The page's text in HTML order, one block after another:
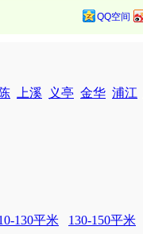
QQ空间
上溪 义亭 金华 浦江
130平米 130-150平米